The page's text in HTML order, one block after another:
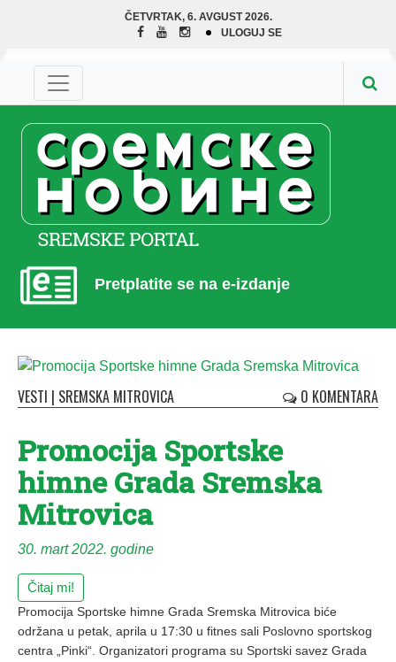
ČETVRTAK, 6. AVGUST 2026.
ULOGUJ SE
Pretplatite se na e-izdanje
VESTI | SREMSKA MITROVICA 0 KOMENTARA
Promocija Sportske
himne Grada Sremska
Mitrovica
30. mart 2022. godine
Čitaj mi!
Promocija Sportske himne Grada Sremska Mitrovica biće
održana u petak, aprila u 17:30 u fitnes sali Poslovno sportskog
centra „Pinki“. Organizatori programa su Sportski savez Grada